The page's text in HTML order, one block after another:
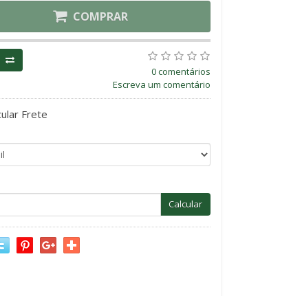
COMPRAR
0 comentários
Escreva um comentário
Frete
Calcular